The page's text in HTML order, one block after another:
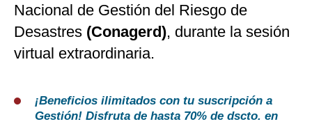
Nacional de Gestión del Riesgo de
Desastres (Conagerd), durante la sesión
virtual extraordinaria.
¡Beneficios ilimitados con tu suscripción a
Gestión! Disfruta de hasta 70% de dscto. en